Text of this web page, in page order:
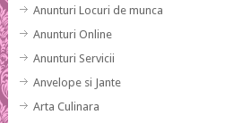
Anunturi Locuri de munca
Anunturi Online
Anunturi Servicii
Anvelope si Jante
Arta Culinara